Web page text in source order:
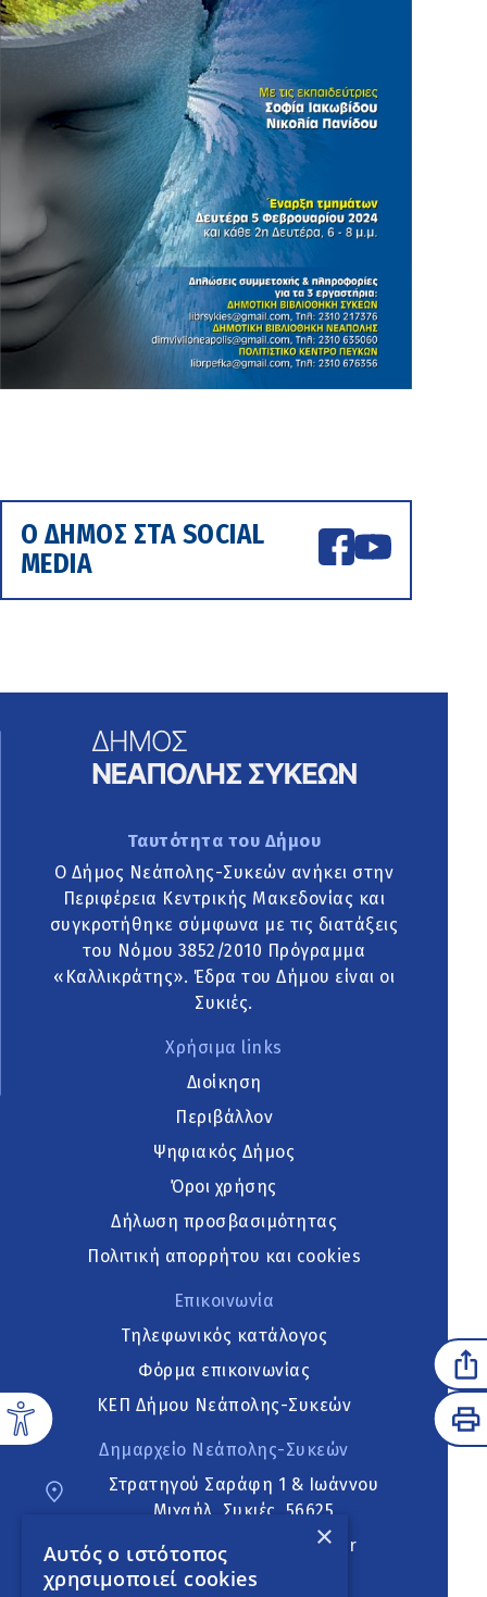
Ο ΔΗΜΟΣ ΣΤΑ SOCIAL
MEDIA
Ταυτότητα του Δήμου
Ο Δήμος Νεάπολης-Συκεών ανήκει στην
Περιφέρεια Κεντρικής Μακεδονίας και
συγκροτήθηκε σύμφωνα με τις διατάξεις
του Νόμου 3852/2010 Πρόγραμμα
«Καλλικράτης». Έδρα του Δήμου είναι οι
Συκιές.
Χρήσιμα links
Διοίκηση
Περιβάλλον
Ψηφιακός Δήμος
Όροι χρήσης
Δήλωση προσβασιμότητας
Πολιτική απορρήτου και cookies
Επικοινωνία
Τηλεφωνικός κατάλογος
Φόρμα επικοινωνίας
ΚΕΠ Δήμου Νεάπολης-Συκεών
Δημαρχείο Νεάπολης-Συκεών
Στρατηγού Σαράφη 1 & Ιωάννου
Μιχαήλ, Συκιές, 56625
neapoli.sykies@ddt.gov.gr
Ακολουθήστε
×
Αυτός ο ιστότοπος
χρησιμοποιεί cookies